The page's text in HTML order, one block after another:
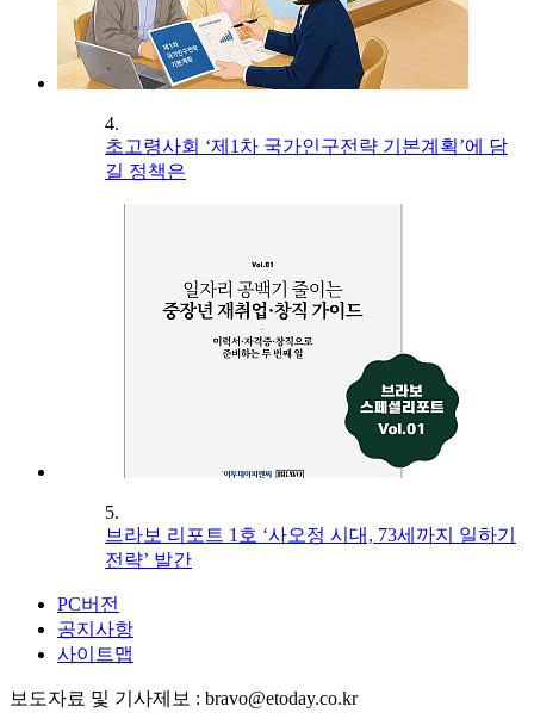
4.
초고령사회 ‘제1차 국가인구전략 기본계획’에 담
길 정책은
5.
브라보 리포트 1호 ‘사오정 시대, 73세까지 일하기
전략’ 발간
PC버전
공지사항
사이트맵
보도자료 및 기사제보 : bravo@etoday.co.kr